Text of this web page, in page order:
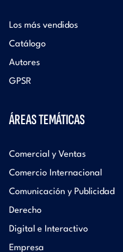
Los más vendidos
Catálogo
Autores
GPSR
ÁREAS TEMÁTICAS
Comercial y Ventas
Comercio Internacional
Comunicación y Publicidad
Derecho
Digital e Interactivo
Empresa